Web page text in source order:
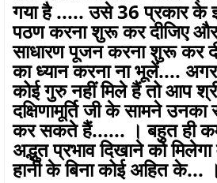
गया है ..... उसे 36 प्रकार के
पठण करना शुरू कर दीजिए और
साधारण पूजन करना शुरू कर
का ध्यान करना ना भूलें....
कोई गुरु नहीं मिले हैं तो आप
दक्षिणामूर्ति जी के सामने उनका
कर सकते हैं...... । बहुत ही
अद्भुत प्रभाव दिखाने को मिलेगा
हानी के बिना कोई अहित के... ।